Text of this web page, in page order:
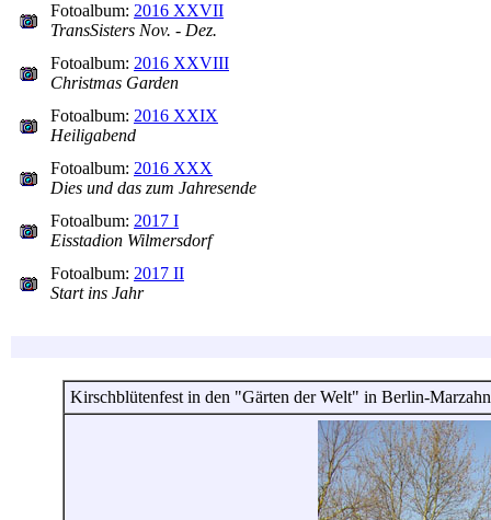
Fotoalbum: 2016 XXVII
TransSisters Nov. - Dez.
Fotoalbum: 2016 XXVIII
Christmas Garden
Fotoalbum: 2016 XXIX
Heiligabend
Fotoalbum: 2016 XXX
Dies und das zum Jahresende
Fotoalbum: 2017 I
Eisstadion Wilmersdorf
Fotoalbum: 2017 II
Start ins Jahr
Kirschblütenfest in den "Gärten der Welt" in Berlin-